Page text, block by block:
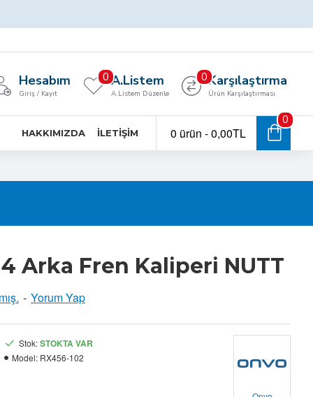
Hesabım
Giriş / Kayıt
A.Listem
A.Listem Düzenle
0 Karşılaştırma
Ürün Karşılaştırması
0
HAKKIMIZDA İLETIŞIM 0 ürün - 0,00TL
0
Arka Fren Kaliperi NUTT
- Yorum Yap
Stok:STOKTA VAR
Model: RX456-102